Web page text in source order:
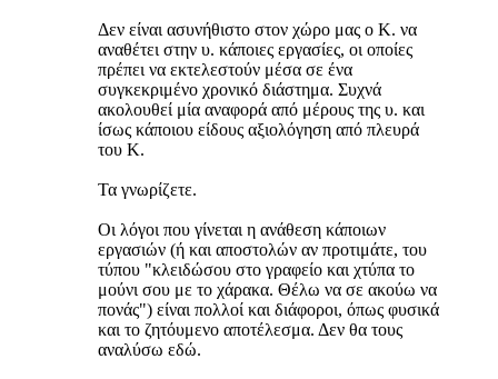
Δεν είναι ασυνήθιστο στον χώρο μας ο Κ. να
αναθέτει στην υ. κάποιες εργασίες, οι οποίες
πρέπει να εκτελεστούν μέσα σε ένα
συγκεκριμένο χρονικό διάστημα. Συχνά
ακολουθεί μία αναφορά από μέρους της υ. και
ίσως κάποιου είδους αξιολόγηση από πλευρά
του Κ.
Τα γνωρίζετε.
Οι λόγοι που γίνεται η ανάθεση κάποιων
εργασιών (ή και αποστολών αν προτιμάτε, του
τύπου "κλειδώσου στο γραφείο και χτύπα το
μούνι σου με το χάρακα. Θέλω να σε ακούω να
πονάς") είναι πολλοί και διάφοροι, όπως φυσικά
και το ζητόυμενο αποτέλεσμα. Δεν θα τους
αναλύσω εδώ.